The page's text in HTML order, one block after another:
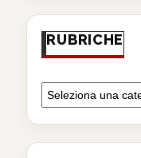
RUBRICHE